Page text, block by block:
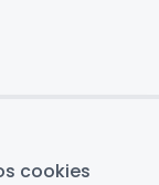
cookies